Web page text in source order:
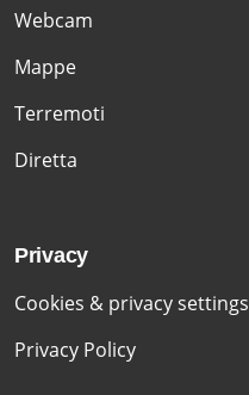
Webcam
Mappe
Terremoti
Diretta
Privacy
Cookies & privacy settings
Privacy Policy